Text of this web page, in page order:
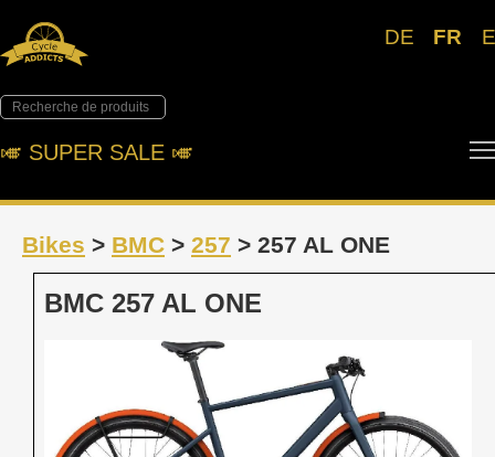
DE FR
🎺︎ SUPER SALE 🎺︎
Bikes > BMC > 257 > 257 AL ONE
BMC 257 AL ONE